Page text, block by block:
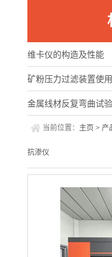
维卡仪的构造及性能
矿粉压力过滤装置使
金属线材反复弯曲试
当前位置： 主页 > 产
抗渗仪